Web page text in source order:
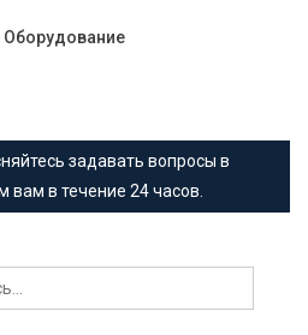
Оборудование
задавать вопросы в
в течение 24 часов.